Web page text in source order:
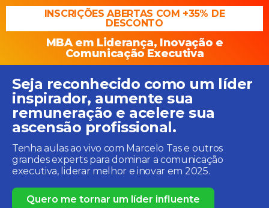
INSCRIÇÕES ABERTAS COM +35% DE
DESCONTO
MBA em Liderança, Inovação e
Comunicação Executiva
Seja reconhecido como um líder
inspirador, aumente sua
remuneração e acelere sua
ascensão profissional.
Tenha aulas ao vivo com Marcelo Tas e outros
grandes experts para dominar a comunicação
executiva, liderar melhor e inovar em 2025.
Quero me tornar um líder influente